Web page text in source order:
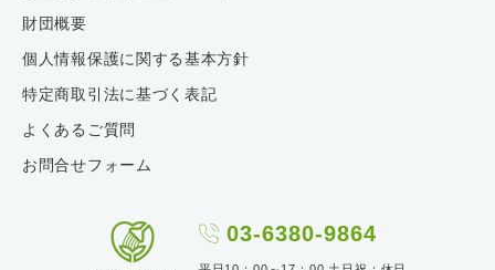
財団概要
個人情報保護に関する基本方針
特定商取引法に基づく表記
よくあるご質問
お問合せフォーム
03-6380-9864